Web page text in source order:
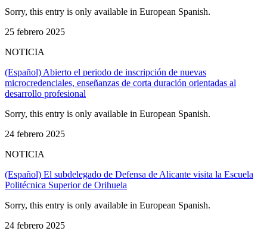
Sorry, this entry is only available in European Spanish.
25 febrero 2025
NOTICIA
(Español) Abierto el periodo de inscripción de nuevas
microcredenciales, enseñanzas de corta duración orientadas al
desarrollo profesional
Sorry, this entry is only available in European Spanish.
24 febrero 2025
NOTICIA
(Español) El subdelegado de Defensa de Alicante visita la Escuela
Politécnica Superior de Orihuela
Sorry, this entry is only available in European Spanish.
24 febrero 2025